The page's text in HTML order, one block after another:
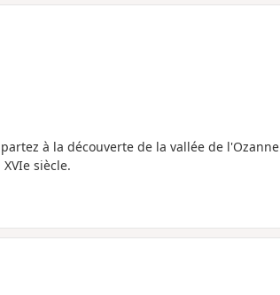
à la découverte de la vallée de l'Ozanne
siècle.